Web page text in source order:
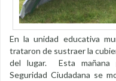
En la unidad educativa
trataron de sustraer la
del lugar. Esta mañana
Seguridad Ciudadana se